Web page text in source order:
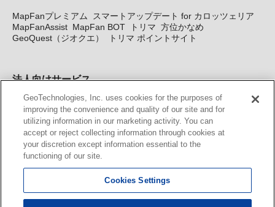
MapFanプレミアム
スマートアップデート for カロッツェリア
MapFanAssist MapFan BOT トリマ 方位かなめ
GeoQuest（ジオクエ）
トリマ ポイントサイト
法人向けサービス
法人向け地図・位置情報サービス WEBサイト・システム向け地
図API Windows PC向け地図開発キット MapFan DB 住所確認
サービス
MAP WORLD+ トリマ広告 Geo-Research
カーナビ地図更新サービス
MapFan スマートメンバーズ
KENWOOD MapFan Club
GeoTechnologies, Inc. uses cookies for the purposes of
improving the convenience and quality of our site and for
utilizing information in our marketing activity. You can
accept or reject collecting information through cookies at
your discretion except information essential to the
functioning of our site.
Cookies Settings